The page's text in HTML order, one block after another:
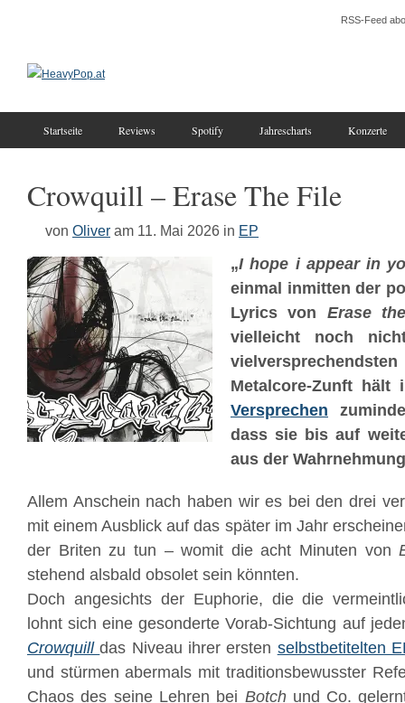
RSS-Feed
Startseite Reviews Spotify Jahrescharts Konzerte
Crowquill – Erase The File
von Oliver am 11. Mai 2026 in EP
„I hope i appear in
einmal inmitten der
Lyrics von Erase
vielleicht noch
Metalcore-Zunft hält
Versprechen
dass sie bis auf
aus der
Allem Anschein nach haben wir es bei den drei
mit einem Ausblick auf das später im Jahr
der Briten zu tun – womit die acht Minuten von
stehend alsbald obsolet sein könnten.
Doch angesichts der Euphorie, die die
lohnt sich eine gesonderte Vorab-Sichtung auf
Crowquill das Niveau ihrer ersten selbstbetitelten
und stürmen abermals mit traditionsbewusster
Chaos des seine Lehren bei Botchund Co.